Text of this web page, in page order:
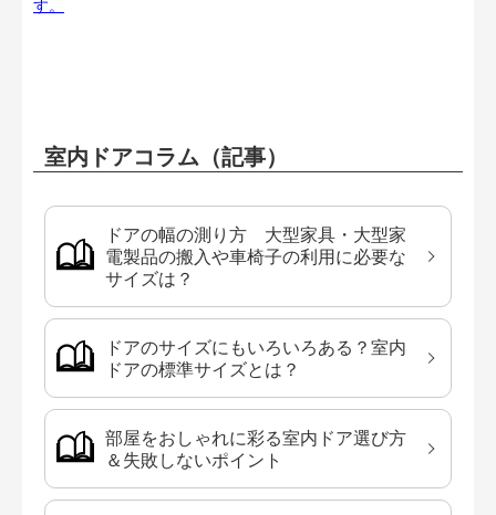
す。
室内ドアコラム（記事）
ドアの幅の測り方 大型家具・大型家
電製品の搬入や車椅子の利用に必要な
サイズは？
ドアのサイズにもいろいろある？室内
ドアの標準サイズとは？
部屋をおしゃれに彩る室内ドア選び方
＆失敗しないポイント